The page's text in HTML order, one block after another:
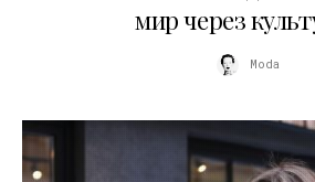
мир через
Moda